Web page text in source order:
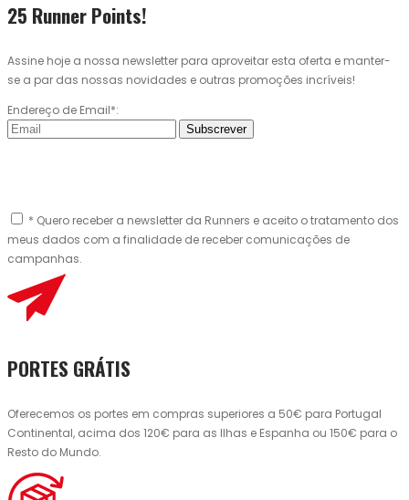
25 Runner Points!
Assine hoje a nossa newsletter para aproveitar esta oferta e manter-
se a par das nossas novidades e outras promoções incríveis!
Endereço de Email*:
Subscrever
* Quero receber a newsletter da Runners e aceito o tratamento dos
meus dados com a finalidade de receber comunicações de
campanhas.
PORTES GRÁTIS
Oferecemos os portes em compras superiores a 50€ para Portugal
Continental, acima dos 120€ para as Ilhas e Espanha ou 150€ para o
Resto do Mundo.